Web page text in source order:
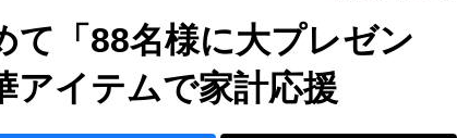
て「88名様に大プレゼン
アイテムで家計応援